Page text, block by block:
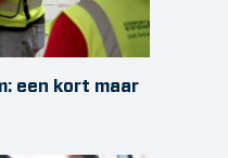
een kort maar